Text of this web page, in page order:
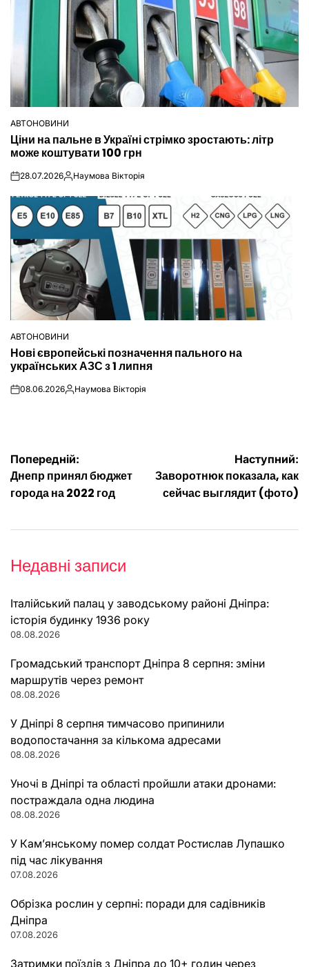
ОПУБЛІКУВАТИ
У
АВТОНОВИНИ
Ціни на пальне в Україні стрімко зростають: літр
може коштувати 100 грн
on28.07.2026Опубліковано
Наумова Вікторія
ОПУБЛІКУВАТИ
У
АВТОНОВИНИ
Нові європейські позначення пального на
українських АЗС з 1 липня
on08.06.2026Опубліковано
Наумова Вікторія
Навігація
записів
Попередній:
Днепр принял бюджет
города на 2022 год
Наступний:
Заворотнюк показала, как
сейчас выглядит (фото)
Недавні записи
Італійський палац у заводському районі Дніпра:
історія будинку 1936 року
08.08.2026
Громадський транспорт Дніпра 8 серпня: зміни
маршрутів через ремонт
08.08.2026
У Дніпрі 8 серпня тимчасово припинили
водопостачання за кількома адресами
08.08.2026
Уночі в Дніпрі та області пройшли атаки дронами:
постраждала одна людина
08.08.2026
У Кам’янському помер солдат Ростислав Лупашко
під час лікування
07.08.2026
Обрізка рослин у серпні: поради для садівників
Дніпра
07.08.2026
Затримки поїздів з Дніпра до 10+ годин через